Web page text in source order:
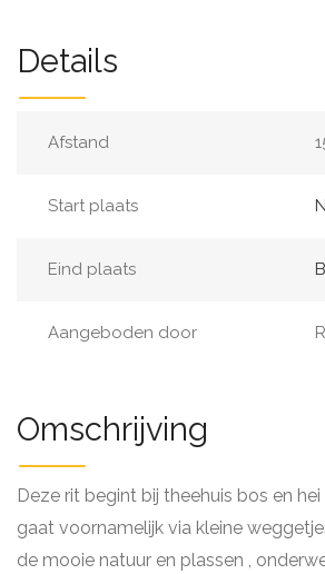
Details
Afstand
Start plaats
Eind plaats
Aangeboden door
Omschrijving
Deze rit begint bij theehuis bos en hei
gaat voornamelijk via kleine
de mooie natuur en plassen ,